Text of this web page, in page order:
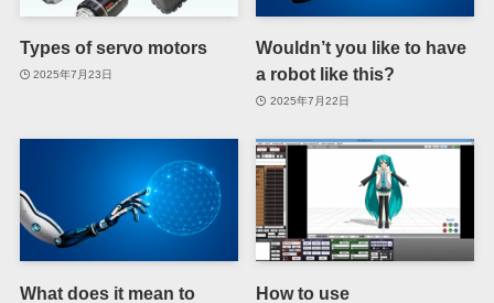
Types of servo motors
2025年7月23日
Wouldn’t you like to have
a robot like this?
2025年7月22日
What does it mean to How to use